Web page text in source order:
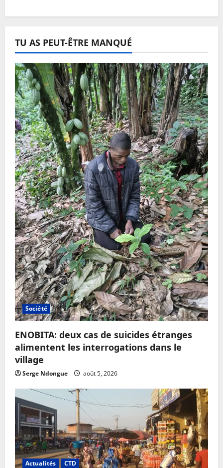
TU AS PEUT-ÊTRE MANQUÉ
Société
ENOBITA: deux cas de suicides étranges
alimentent les interrogations dans le
village
Serge Ndongue août 5, 2026
Actualités CTD